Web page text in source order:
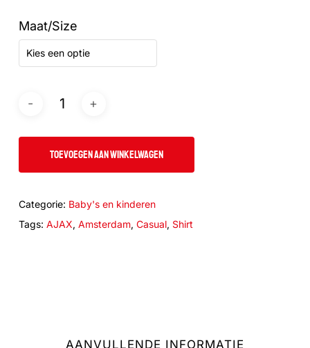
Maat/Size
Kies een optie
TOEVOEGEN AAN WINKELWAGEN
Categorie: Baby's en kinderen
Tags: AJAX, Amsterdam, Casual, Shirt
AANVULLENDE INFORMATIE